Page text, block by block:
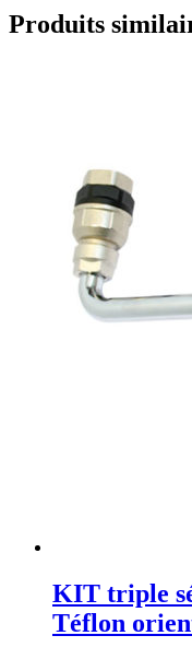
Produits
KIT triple
Téflon